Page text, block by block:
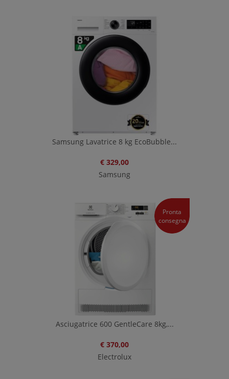
Samsung Lavatrice 8 kg EcoBubble...
€ 329,00
Samsung
Pronta
consegna
Asciugatrice 600 GentleCare 8kg,...
€ 370,00
Electrolux